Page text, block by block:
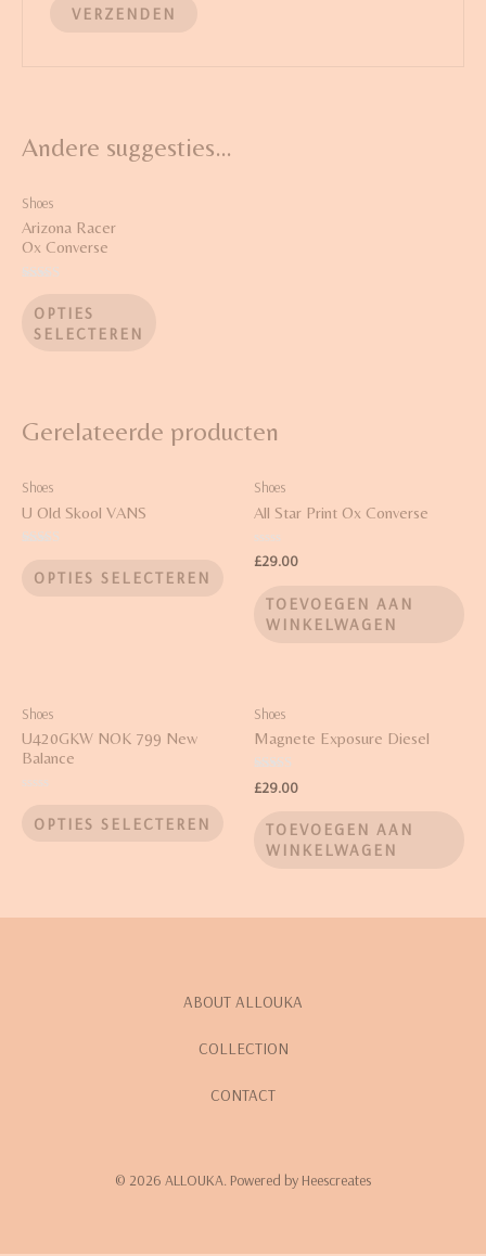
Andere suggesties…
Shoes
Arizona Racer
Ox Converse
4.00
uit 5OPTIES
SELECTEREN
Gerelateerde producten
Shoes
U Old Skool VANS
3.67
uit 5OPTIES SELECTEREN
Shoes
All Star Print Ox Converse
Waardering
0
£29.00
TOEVOEGEN AAN
WINKELWAGEN
Shoes
U420GKW NOK 799 New
Balance
uitOPTIES SELECTEREN
Shoes
Magnete Exposure Diesel
Waardering
5.00
£29.00
TOEVOEGEN AAN
WINKELWAGEN
ABOUT ALLOUKA
COLLECTION
CONTACT
© 2026 ALLOUKA. Powered by Heescreates